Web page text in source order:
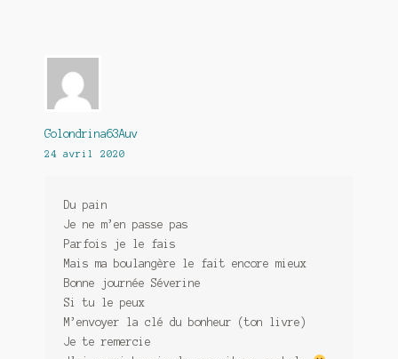
Golondrina63Auv
24 avril 2020
Du pain
Je ne m’en passe pas
Parfois je le fais
Mais ma boulangère le fait encore mieux
Bonne journée Séverine
Si tu le peux
M’envoyer la clé du bonheur (ton livre)
Je te remercie